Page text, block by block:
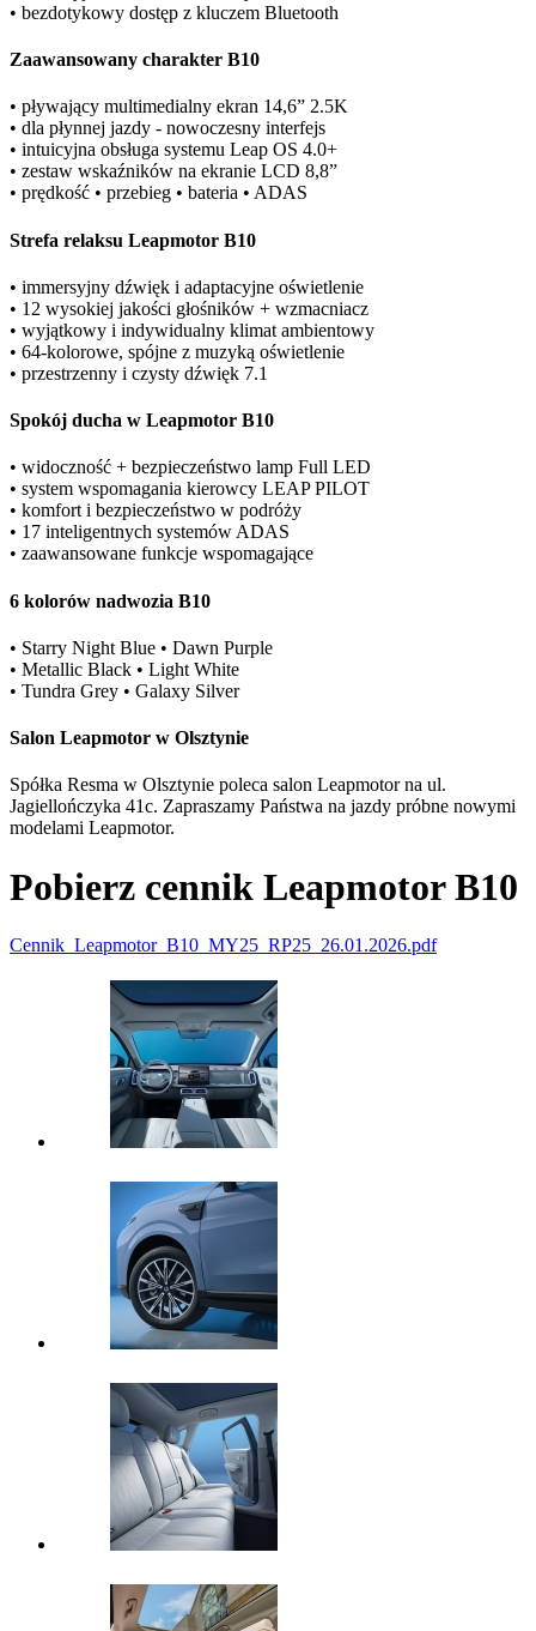
• bezdotykowy dostęp z kluczem Bluetooth
Zaawansowany charakter B10
• pływający multimedialny ekran 14,6” 2.5K
• dla płynnej jazdy - nowoczesny interfejs
• intuicyjna obsługa systemu Leap OS 4.0+
• zestaw wskaźników na ekranie LCD 8,8”
• prędkość • przebieg • bateria • ADAS
Strefa relaksu Leapmotor B10
• immersyjny dźwięk i adaptacyjne oświetlenie
• 12 wysokiej jakości głośników + wzmacniacz
• wyjątkowy i indywidualny klimat ambientowy
• 64-kolorowe, spójne z muzyką oświetlenie
• przestrzenny i czysty dźwięk 7.1
Spokój ducha w Leapmotor B10
• widoczność + bezpieczeństwo lamp Full LED
• system wspomagania kierowcy LEAP PILOT
• komfort i bezpieczeństwo w podróży
• 17 inteligentnych systemów ADAS
• zaawansowane funkcje wspomagające
6 kolorów nadwozia B10
• Starry Night Blue • Dawn Purple
• Metallic Black • Light White
• Tundra Grey • Galaxy Silver
Salon Leapmotor w Olsztynie
Spółka Resma w Olsztynie poleca salon Leapmotor na ul.
Jagiellończyka 41c. Zapraszamy Państwa na jazdy próbne nowymi
modelami Leapmotor.
Pobierz cennik Leapmotor B10
Cennik_Leapmotor_B10_MY25_RP25_26.01.2026.pdf